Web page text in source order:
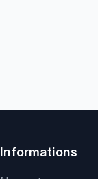
Informations